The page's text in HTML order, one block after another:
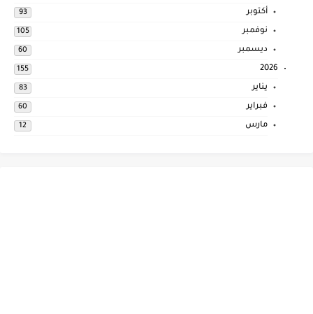
أكتوبر 93
نوفمبر 105
ديسمبر 60
2026
155
يناير 83
فبراير 60
مارس 12